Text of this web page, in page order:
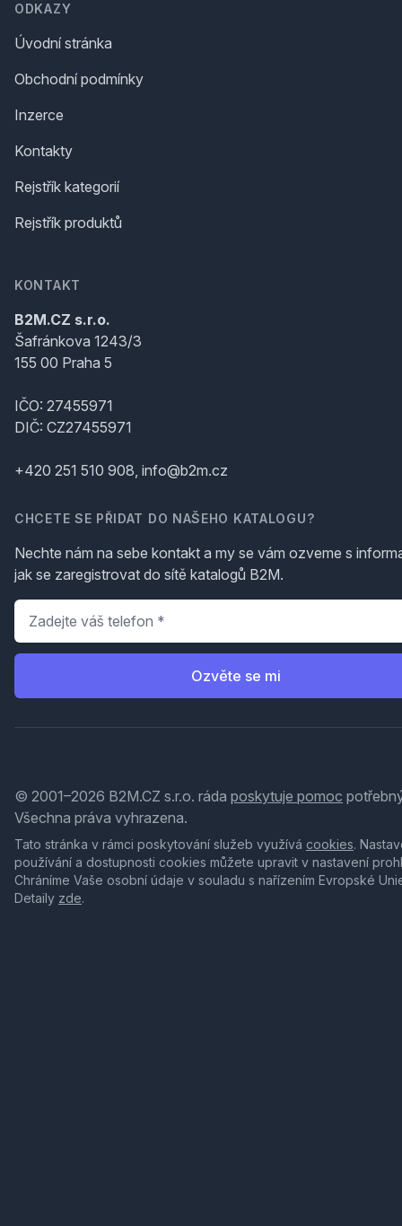
ODKAZY
Úvodní stránka
Obchodní podmínky
Inzerce
Kontakty
Rejstřík kategorií
Rejstřík produktů
KONTAKT
B2M.CZ s.r.o.
Šafránkova 1243/3
155 00 Praha 5
IČO: 27455971
DIČ: CZ27455971
+420 251 510 908, info@b2m.cz
CHCETE SE PŘIDAT DO NAŠEHO KATALOGU?
Nechte nám na sebe kontakt a my se vám ozveme s
jak se zaregistrovat do sítě katalogů B2M.
Telefon
Ozvěte se mi
© 2001–2026 B2M.CZ s.r.o. ráda poskytuje pomoc
Všechna práva vyhrazena.
Tato stránka v rámci poskytování služeb využívá cookies.
používání a dostupnosti cookies můžete upravit v nastavení
Chráníme Vaše osobní údaje v souladu s nařízením Evropské
Detaily zde.